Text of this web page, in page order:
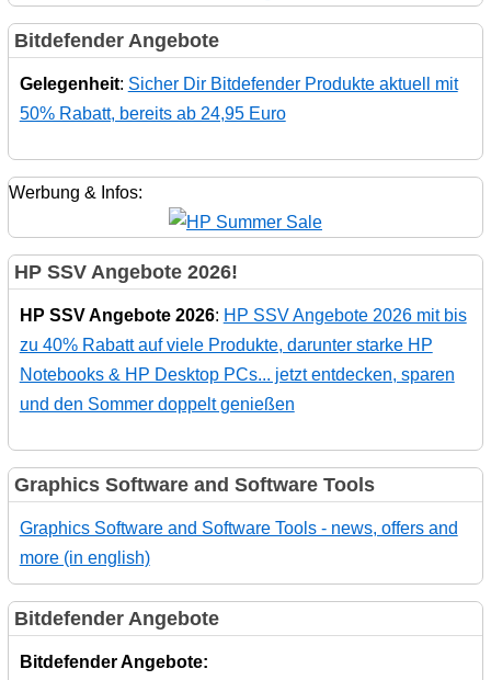
Bitdefender Angebote
Gelegenheit: Sicher Dir Bitdefender Produkte aktuell mit
50% Rabatt, bereits ab 24,95 Euro
Werbung & Infos:
HP SSV Angebote 2026!
HP SSV Angebote 2026: HP SSV Angebote 2026 mit bis
zu 40% Rabatt auf viele Produkte, darunter starke HP
Notebooks & HP Desktop PCs... jetzt entdecken, sparen
und den Sommer doppelt genießen
Graphics Software and Software Tools
Graphics Software and Software Tools - news, offers and
more (in english)
Bitdefender Angebote
Bitdefender Angebote: